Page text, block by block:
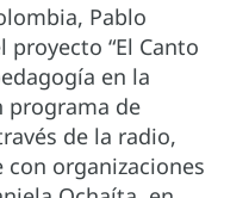
Pablo
“El Canto
en la
programa de
de la radio,
organizaciones